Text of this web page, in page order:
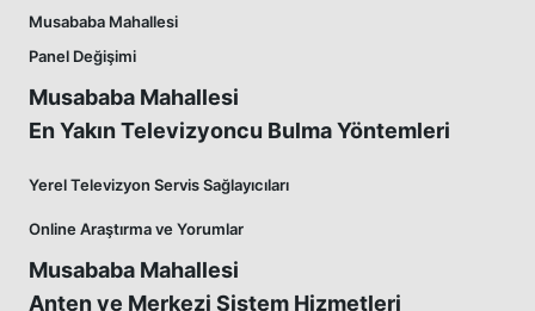
Musababa Mahallesi
Panel Değişimi
Musababa Mahallesi
En Yakın Televizyoncu Bulma Yöntemleri
Yerel Televizyon Servis Sağlayıcıları
Online Araştırma ve Yorumlar
Musababa Mahallesi
Anten ve Merkezi Sistem Hizmetleri